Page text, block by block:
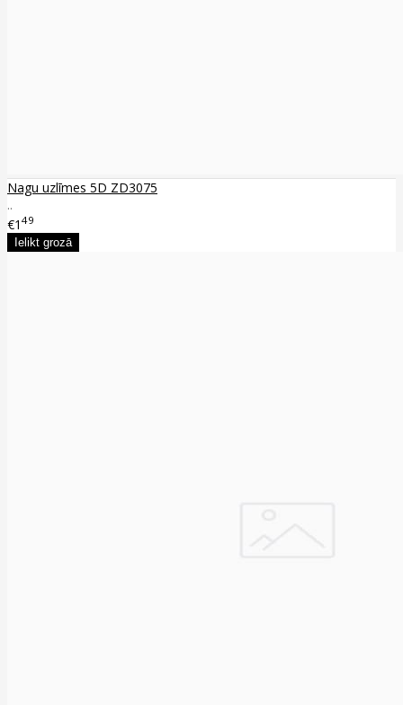
Nagu uzlīmes 5D ZD3075
..
€1 49